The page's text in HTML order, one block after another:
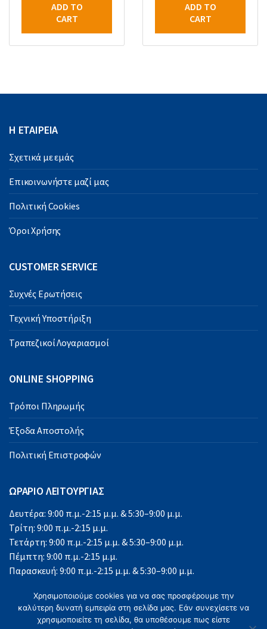
ADD TO
CART
ADD TO
CART
Η ΕΤΑΙΡΕΙΑ
Σχετικά με εμάς
Επικοινωνήστε μαζί μας
Πολιτική Cookies
Όροι Χρήσης
CUSTOMER SERVICE
Συχνές Ερωτήσεις
Τεχνική Υποστήριξη
Τραπεζικοί Λογαριασμοί
ONLINE SHOPPING
Τρόποι Πληρωμής
Έξοδα Αποστολής
Πολιτική Επιστροφών
ΩΡΑΡΙΟ ΛΕΙΤΟΥΡΓΙΑΣ
Δευτέρα: 9:00 π.μ.-2:15 μ.μ. & 5:30–9:00 μ.μ.
Τρίτη: 9:00 π.μ.-2:15 μ.μ.
Τετάρτη: 9:00 π.μ.-2:15 μ.μ. & 5:30–9:00 μ.μ.
Πέμπτη: 9:00 π.μ.-2:15 μ.μ.
Παρασκευή: 9:00 π.μ.-2:15 μ.μ. & 5:30–9:00 μ.μ.
Κυριακή: Κλειστά
Χρησιμοποιούμε cookies για να σας προσφέρουμε την
καλύτερη δυνατή εμπειρία στη σελίδα μας. Εάν συνεχίσετε να
χρησιμοποιείτε τη σελίδα, θα υποθέσουμε πως είστε